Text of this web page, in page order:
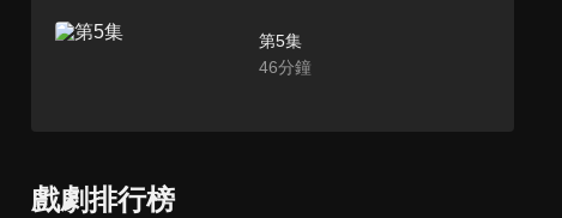
第5集
46分鐘
戲劇排行榜